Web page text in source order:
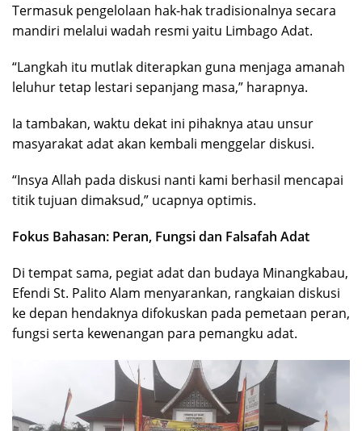
Termasuk pengelolaan hak-hak tradisionalnya secara
mandiri melalui wadah resmi yaitu Limbago Adat.
“Langkah itu mutlak diterapkan guna menjaga amanah
leluhur tetap lestari sepanjang masa,” harapnya.
Ia tambakan, waktu dekat ini pihaknya atau unsur
masyarakat adat akan kembali menggelar diskusi.
“Insya Allah pada diskusi nanti kami berhasil mencapai
titik tujuan dimaksud,” ucapnya optimis.
Fokus Bahasan: Peran, Fungsi dan Falsafah Adat
Di tempat sama, pegiat adat dan budaya Minangkabau,
Efendi St. Palito Alam menyarankan, rangkaian diskusi
ke depan hendaknya difokuskan pada pemetaan peran,
fungsi serta kewenangan para pemangku adat.